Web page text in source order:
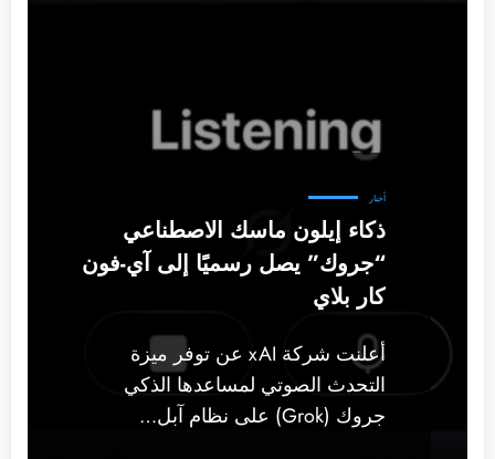
أخبار
ذكاء إيلون ماسك الاصطناعي
“جروك” يصل رسميًا إلى آي-فون
كار بلاي
أعلنت شركة xAI عن توفر ميزة
التحدث الصوتي لمساعدها الذكي
جروك (Grok) على نظام آبل…